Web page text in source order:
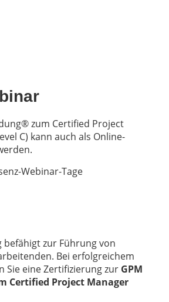
zum Certified Project
C) kann auch als Online-
Webinar-Tage
befähigt zur Führung von
Bei erfolgreichem
Sie eine Zertifizierung zur GPM
Certified Project Manager